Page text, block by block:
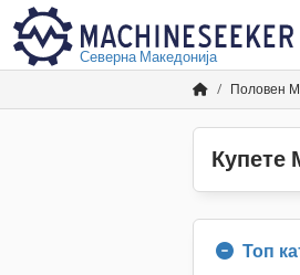
Северна Македонија
Половен
Купете
Топ